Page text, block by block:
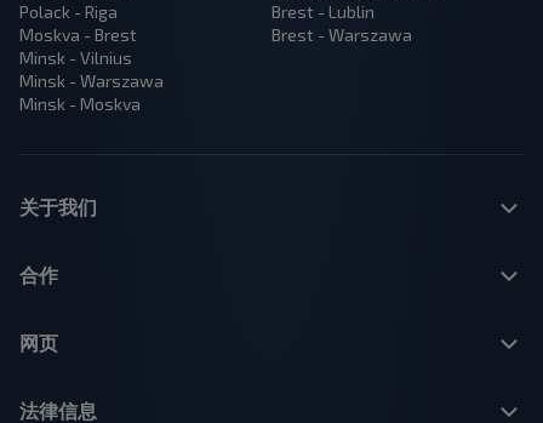
Polack - Riga
Moskva - Brest
Minsk - Vilnius
Minsk - Warszawa
Minsk - Moskva
Brest - Lublin
Brest - Warszawa
关于我们
合作
网页
法律信息